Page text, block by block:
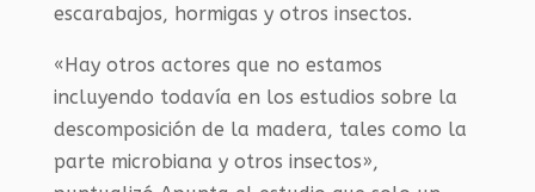
escarabajos, hormigas y otros insectos.
«Hay otros actores que no estamos
incluyendo todavía en los estudios sobre la
descomposición de la madera, tales como la
parte microbiana y otros insectos»,